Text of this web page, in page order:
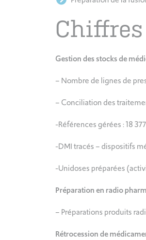
Gestion des stocks de
– Nombre de lignes de
– Conciliation des
-Références gérées : 18 377
-DMI tracés – dispositifs
-Unidoses préparées
Préparation en radio
– Préparations produits
Rétrocession de